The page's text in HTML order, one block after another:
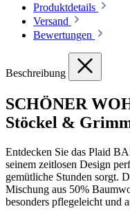
Produktdetails
Versand
Bewertungen
Beschreibung
SCHÖNER
Stöckel &
Entdecken Sie das Plaid
seinem zeitlosen Design
gemütliche Stunden sorgt.
Mischung aus 50%
besonders pflegeleicht und